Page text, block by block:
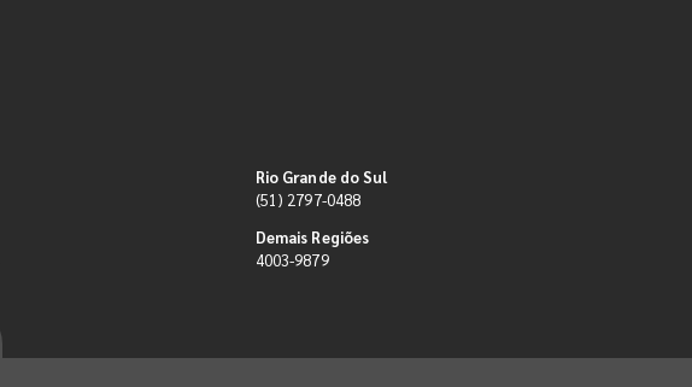
Rio Grande do Sul
(51) 2797-0488
Demais Regiões
4003-9879